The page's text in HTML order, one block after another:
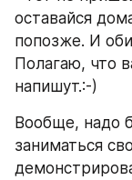
оставайся
попозже. И
Полагаю, что
напишут.:-)
Вообще, надо
заниматься